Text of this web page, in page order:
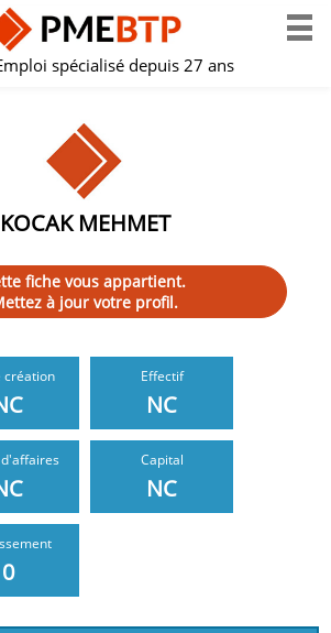
spécialisé depuis 27 ans
KOCAK MEHMET
fiche vous appartient.
à jour votre profil.
création Effectif
NC
Capital
NC
0